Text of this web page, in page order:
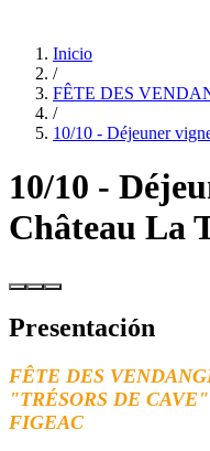
Inicio
/
FÊTE DES
/
10/10 - Déjeuner
10/10 -
Château La
Presentación
FÊTE DES
"TRÉSORS DE
FIGEAC